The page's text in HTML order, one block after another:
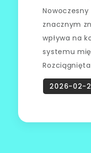
znacznym
wpływa na
systemu